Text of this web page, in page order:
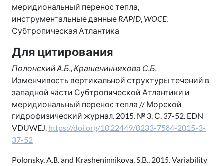
меридиональный перенос тепла,
инструментальные данные RAPID, WOCE,
Субтропическая Атлантика
Для цитирования
Полонский А.Б., Крашенинникова С.Б.
Изменчивость вертикальной структуры течений в
западной части Субтропической Атлантики и
меридиональный перенос тепла // Морской
гидрофизический журнал. 2015. № 3. С. 37-52. EDN
VDUWEJ. https://doi.org/10.22449/0233-7584-2015-3-
37-52
Polonsky, A.B. and Krasheninnikova, S.B., 2015. Variability